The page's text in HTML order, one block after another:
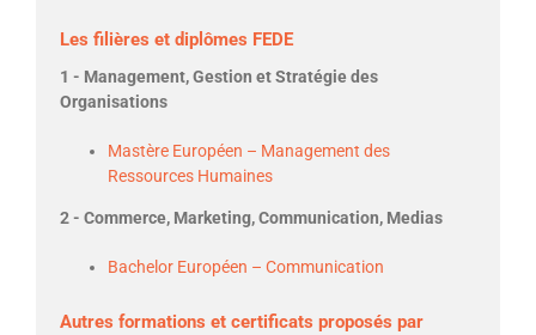
Les filières et diplômes FEDE
1 - Management, Gestion et Stratégie des
Organisations
Mastère Européen – Management des
Ressources Humaines
2 - Commerce, Marketing, Communication, Medias
Bachelor Européen – Communication
Autres formations et certificats proposés par